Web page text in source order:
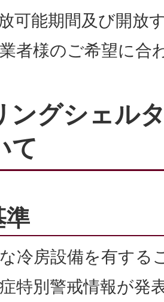
放可能期間及び開放
者様のご希望に合
ングシェル
て
準
冷房設備を有する
特別警戒情報が発